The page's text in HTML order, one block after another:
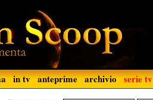
in tv anteprime archivio serie tv